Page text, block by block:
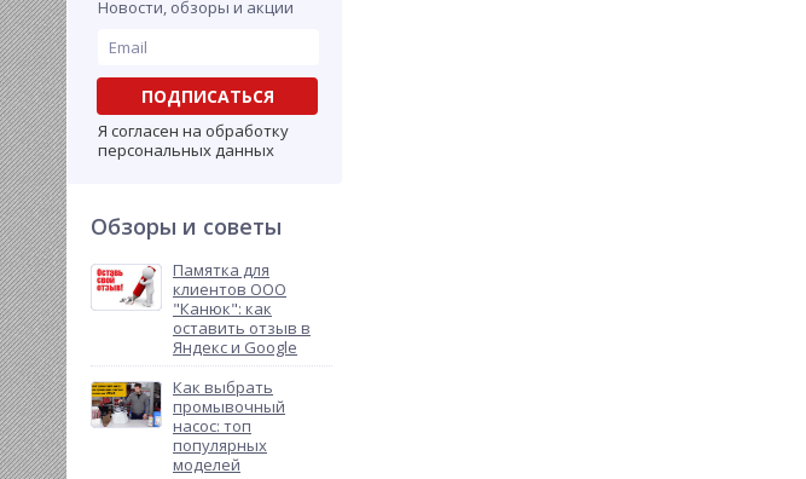
Новости, обзоры и акции
ПОДПИСАТЬСЯ
Я согласен на обработку
персональных данных
Обзоры и советы
Памятка для
клиентов ООО
"Канюк": как
оставить отзыв в
Яндекс и Google
Как выбрать
промывочный
насос: топ
популярных
моделей